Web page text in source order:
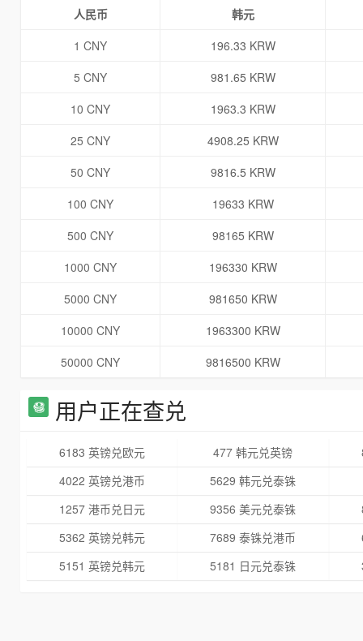
人民币
韩元
1 CNY
196.33 KRW
5 CNY
981.65 KRW
10 CNY
1963.3 KRW
25 CNY
4908.25 KRW
50 CNY
9816.5 KRW
100 CNY
19633 KRW
500 CNY
98165 KRW
1000 CNY
196330 KRW
5000 CNY
981650 KRW
10000 CNY
1963300 KRW
50000 CNY
9816500 KRW
用户正在查兑
6183 英镑兑欧元 477 韩元兑英镑
4022 英镑兑港币
5629 韩元兑泰铢
1257 港币兑日元
9356 美元兑泰铢
5362 英镑兑韩元
7689 泰铢兑港币
5151 英镑兑韩元
5181 日元兑泰铢